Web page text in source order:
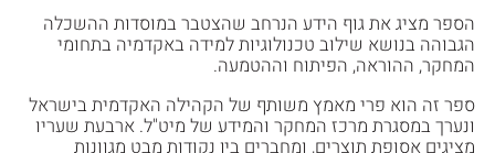
הספר מציג את גוף הידע הנרחב שהצטבר במוסדות ההשכלה
הגבוהה בנושא שילוב טכנולוגיות למידה באקדמיה בתחומי
המחקר, ההוראה, הפיתוח וההטמעה.
ספר זה הוא פרי מאמץ משותף של הקהילה האקדמית בישראל
ונערך במסגרת מרכז המחקר והמידע של מיט"ל. ארבעת שעריו
מציגים אסופת תוצרים, ומחברים בין נקודות מבט מגוונות